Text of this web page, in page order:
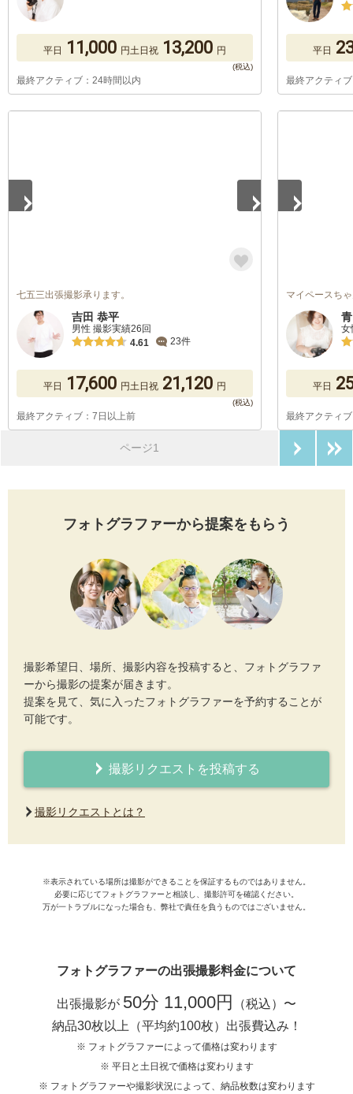
平日 11,000 円土日祝 13,200 円
最終アクティブ：24時間以内
平日
最終アクティ
七五三出張撮影承ります。
吉田 恭平
男性 撮影実績26回
4.61
23件
平日 17,600 円土日祝 21,120 円
最終アクティブ：7日以上前
マイペースち
女
平日
最終アクティ
ページ1
フォトグラファーから提案をもらう
撮影希望日、場所、撮影内容を投稿すると、フォトグラファ
ーから撮影の提案が届きます。
提案を見て、気に入ったフォトグラファーを予約することが
可能です。
撮影リクエストを投稿する
撮影リクエストとは？
※表示されている場所は撮影ができることを保証するものではありません。
必要に応じてフォトグラファーと相談し、撮影許可を確認ください。
万が一トラブルになった場合も、弊社で責任を負うものではございません。
フォトグラファーの出張撮影料金について
出張撮影が 50分 11,000円
（税込）〜
納品30枚以上（平均約100枚）出張費込み！
※ フォトグラファーによって価格は変わります
※ 平日と土日祝で価格は変わります
※ フォトグラファーや撮影状況によって、納品枚数は変わります